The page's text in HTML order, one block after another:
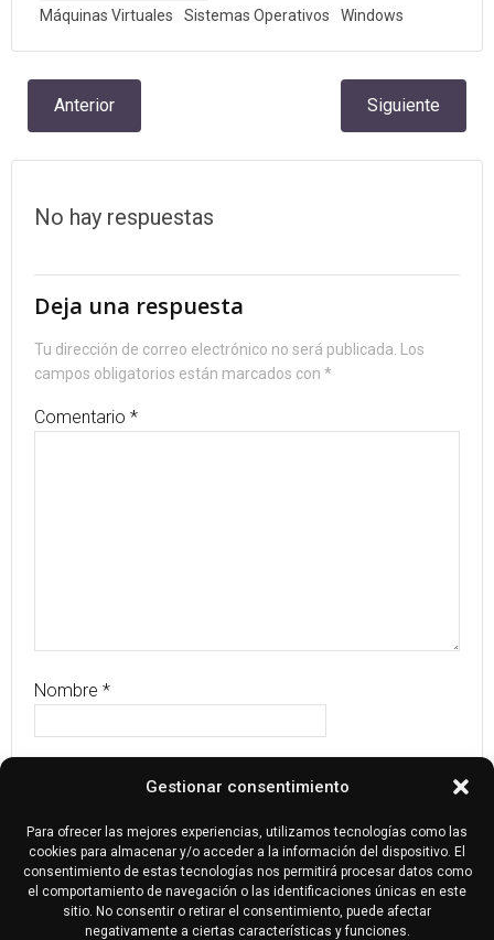
Gestionar consentimiento
Para ofrecer las mejores experiencias, utilizamos tecnologías como las
cookies para almacenar y/o acceder a la información del dispositivo. El
consentimiento de estas tecnologías nos permitirá procesar datos como
el comportamiento de navegación o las identificaciones únicas en este
sitio. No consentir o retirar el consentimiento, puede afectar
negativamente a ciertas características y funciones.
Máquinas Virtuales
Sistemas Operativos Windows
Navegación
por
las
entradas
Anterior
Navegación
por
entradas
Siguiente
No hay respuestas
Deja una respuesta
Tu dirección de correo electrónico no será publicada. Los
campos obligatorios están marcados con *
Comentario *
Nombre *
Web